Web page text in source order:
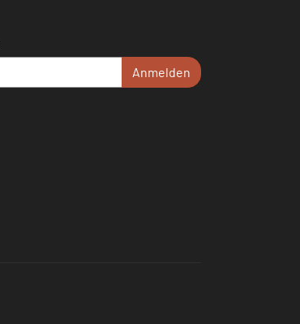
Anmelden